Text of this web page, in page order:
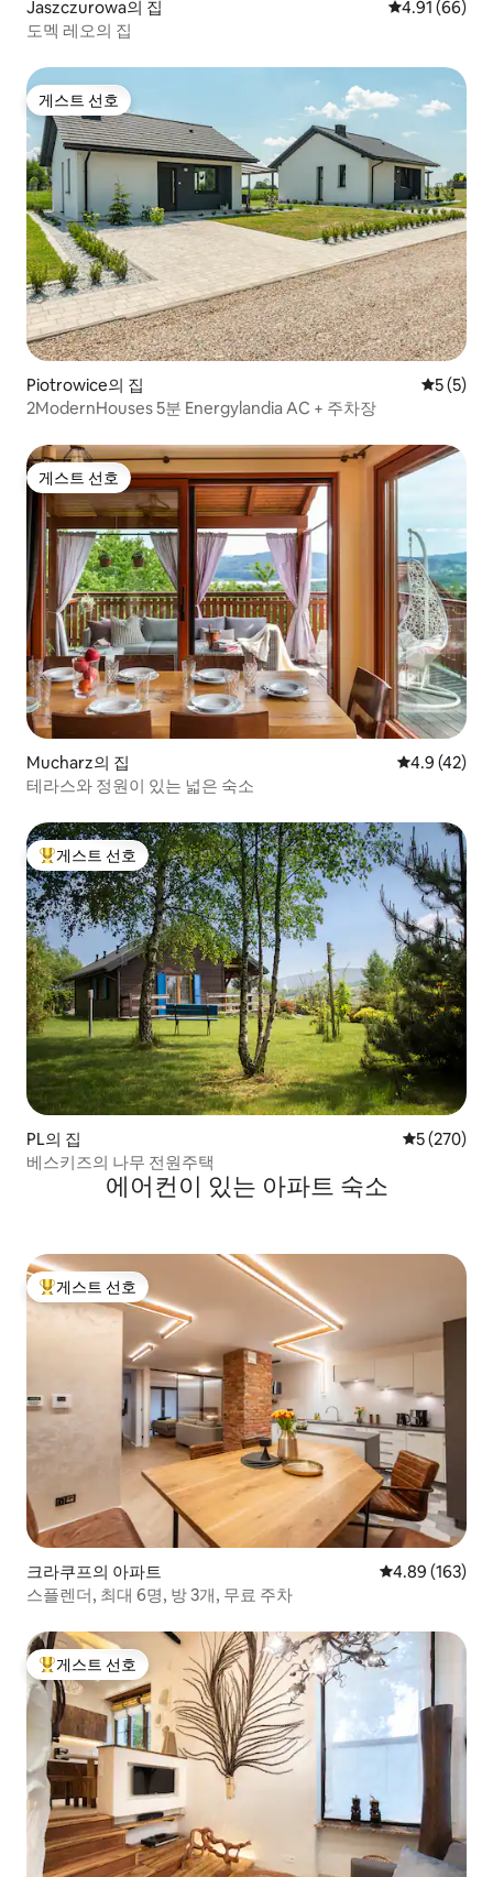
Jaszczurowa의 집 평점 4.91점(5
4.91 (66)
도멕 레오의 집
게스트 선호
게스트 선호
Piotrowice의 집 평점 5점
5 (5)
2ModernHouses 5분 Energylandia AC + 주차장
게스트 선호
게스트 선호
Mucharz의 집 평점 4.9점(5
4.9 (42)
테라스와 정원이 있는 넓은 숙소
상위 게스트 선호
게스트 선호
PL의 집 평점 5점(5
5 (270)
베스키즈의 나무 전원주택
에어컨이 있는 아파트 숙소
상위 게스트 선호
게스트 선호
크라쿠프의 아파트 평점 4.89점(5
4.89 (163)
스플렌더, 최대 6명, 방 3개, 무료 주차
상위 게스트 선호
게스트 선호